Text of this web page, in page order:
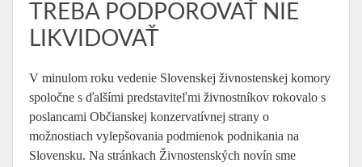
TREBA PODPOROVAŤ NIE
LIKVIDOVAŤ
V minulom roku vedenie Slovenskej živnostenskej komory
spoločne s ďalšími predstaviteľmi živnostníkov rokovalo s
poslancami Občianskej konzervatívnej strany o
možnostiach vylepšovania podmienok podnikania na
Slovensku. Na stránkach Živnostenských novín sme